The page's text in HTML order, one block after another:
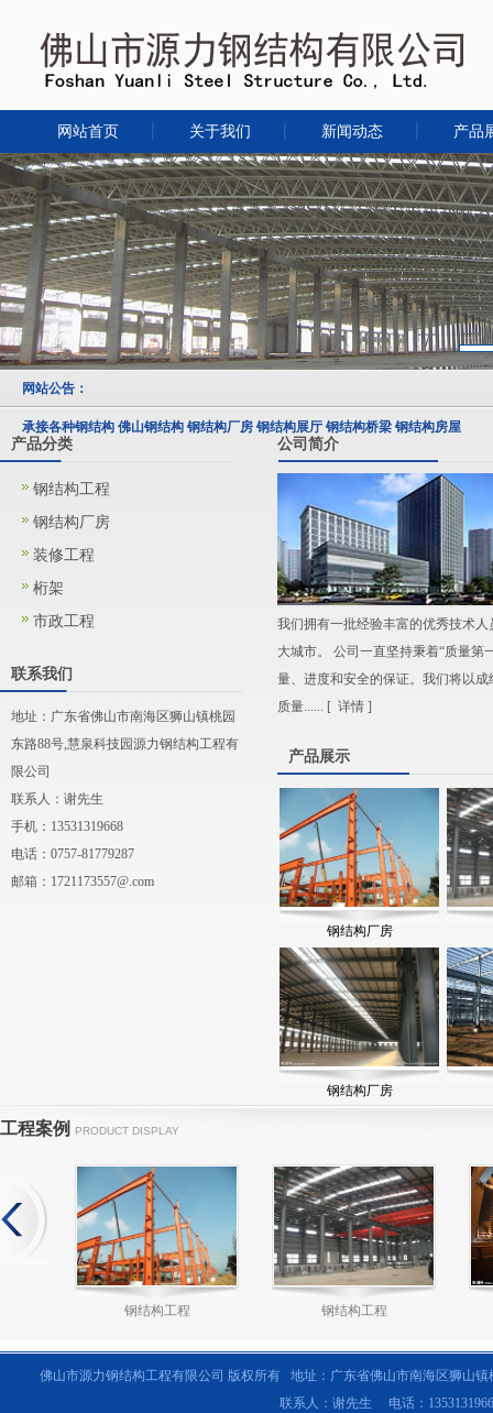
网站首页 关于我们 新闻动态 产品
网站公告：
承接各种钢结构 佛山钢结构 钢结构厂房 钢结构展厅 钢结构桥梁 钢结构房屋
产品分类
钢结构工程
钢结构厂房
装修工程
桁架
市政工程
联系我们
地址：广东省佛山市南海区狮山镇桃园
东路88号,慧泉科技园源力钢结构工程有
限公司
联系人：谢先生
手机：13531319668
电话：0757-81779287
邮箱： 1721173557@.com
公司简介
我们拥有一批经验丰富的优秀技术
大城市。 公司一直坚持秉着“质量第
量、进度和安全的保证。我们将以
质量...... [ 详情 ]
产品展示
钢结构厂房
钢结构厂房
工程案例 PRODUCT DISPLAY
钢结构工程 钢结构工程
佛山市源力钢结构工程有限公司 版权所有 地址：广东省佛山市南海区狮
联系人：谢先生 电话：